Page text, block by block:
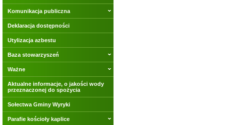
Komunikacja publiczna
Deklaracja dostępności
Utylizacja azbestu
Baza stowarzyszeń
Ważne
Aktualne informacje, o jakości wody
przeznaczonej do spożycia
Sołectwa Gminy Wyryki
Parafie kościoły kaplice